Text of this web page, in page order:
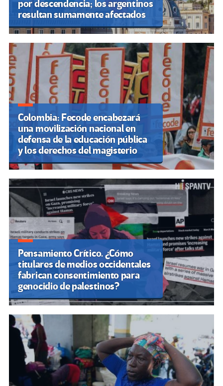
por descendencia; los argentinos
resultan sumamente afectados
Colombia: Fecode encabezará
una movilización nacional en
defensa de la educación pública
y los derechos del magisterio
Pensamiento Crítico. ¿Cómo
titulares de medios occidentales
fabrican consentimiento para
genocidio de palestinos?